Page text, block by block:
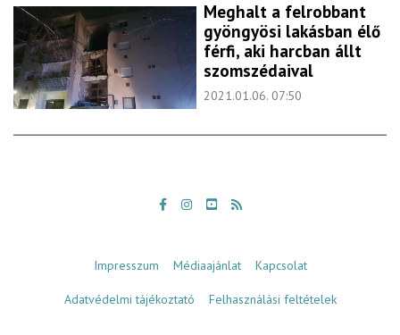
Meghalt a felrobbant
gyöngyösi lakásban élő
férfi, aki harcban állt
szomszédaival
2021.01.06. 07:50
Impresszum Médiaajánlat Kapcsolat
Adatvédelmi tájékoztató Felhasználási feltételek